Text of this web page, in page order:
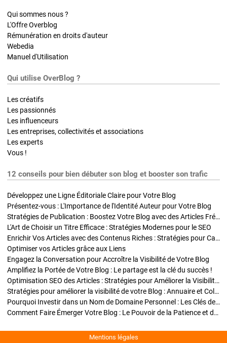
Qui sommes nous ?
L'Offre Overblog
Rémunération en droits d'auteur
Webedia
Manuel d'Utilisation
Qui utilise OverBlog ?
Les créatifs
Les passionnés
Les influenceurs
Les entreprises, collectivités et associations
Les experts
Vous !
12 conseils pour bien débuter son blog et booster son trafic
Développez une Ligne Éditoriale Claire pour Votre Blog
Présentez-vous : L'Importance de l'Identité Auteur pour Votre Blog
Stratégies de Publication : Boostez Votre Blog avec des Articles Fréquents et Exclusifs
L'Art de Choisir un Titre Efficace : Stratégies Modernes pour le SEO
Enrichir Vos Articles avec des Contenus Riches : Stratégies pour Captiver et Optimiser
Optimiser vos Articles grâce aux Liens
Engagez la Conversation pour Accroître la Visibilité de Votre Blog
Amplifiez la Portée de Votre Blog : Le partage est la clé du succès !
Optimisation SEO des Articles : Stratégies pour Améliorer la Visibilité de Votre Blog
Stratégies pour améliorer la visibilité de votre Blog : Annuaire et Collaborations
Pourquoi Investir dans un Nom de Domaine Personnel : Les Clés de la Réussite de Votre Blog
Comment Faire Émerger Votre Blog : Le Pouvoir de la Patience et de la Persévérance
Mentions légales